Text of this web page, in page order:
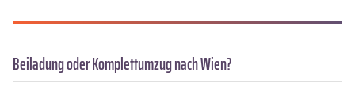
Beiladung oder Komplettumzug nach Wien?